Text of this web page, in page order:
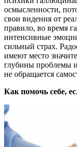
осмысленности,
свои видения от
правило, во время
интенсивные
сильный страх.
имеют место
глубины проблемы и
не обращается
Как помочь себе,